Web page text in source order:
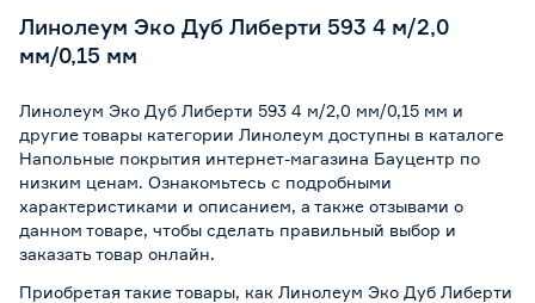
Линолеум Эко Дуб Либерти 593 4 м/2,0
мм/0,15 мм
Линолеум Эко Дуб Либерти 593 4 м/2,0 мм/0,15 мм и
другие товары категории Линолеум доступны в каталоге
Напольные покрытия интернет-магазина Бауцентр по
низким ценам. Ознакомьтесь с подробными
характеристиками и описанием, а также отзывами о
данном товаре, чтобы сделать правильный выбор и
заказать товар онлайн.
Приобретая такие товары, как Линолеум Эко Дуб Либерти